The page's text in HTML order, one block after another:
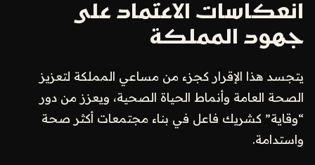
انعكاسات الاعتماد على
جهود المملكة
يتجسد هذا الإقرار كجزء من مساعي المملكة لتعزيز
الصحة العامة وأنماط الحياة الصحية، ويعزز من دور
“وقاية” كشريك فاعل في بناء مجتمعات أكثر صحة
واستدامة.